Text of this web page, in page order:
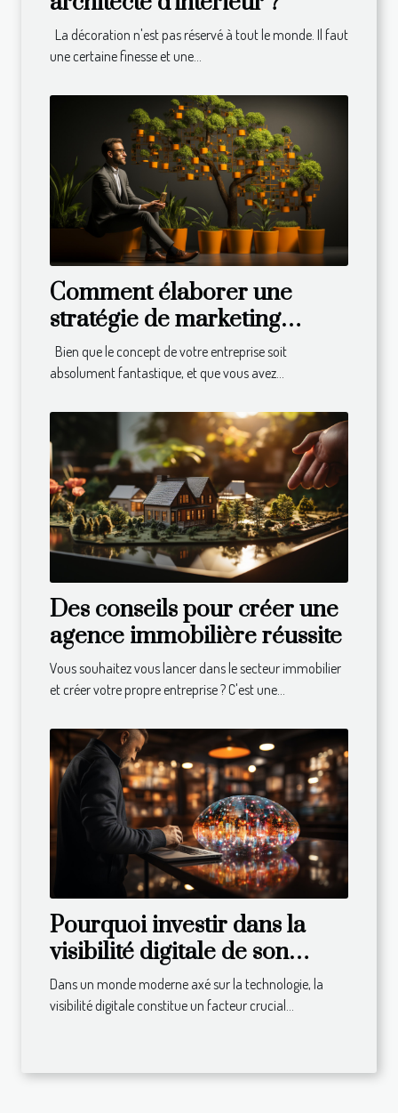
La décoration n'est pas réservé à tout le monde. Il faut
une certaine finesse et une...
Comment élaborer une
stratégie de marketing
efficace pour développer
son business ?
Bien que le concept de votre entreprise soit
absolument fantastique, et que vous avez...
Des conseils pour créer une
agence immobilière réussite
Vous souhaitez vous lancer dans le secteur immobilier
et créer votre propre entreprise ? C'est une...
Pourquoi investir dans la
visibilité digitale de son
entreprise ?
Dans un monde moderne axé sur la technologie, la
visibilité digitale constitue un facteur crucial...